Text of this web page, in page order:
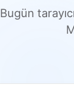
Bugün